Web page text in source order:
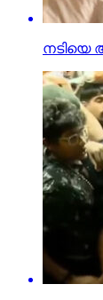
നടിയെ